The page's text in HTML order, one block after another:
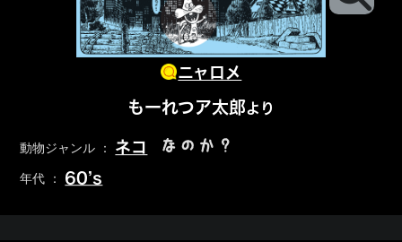
ニャロメ
もーれつア太郎より
動物ジャンル ： ネコ なのか？
年代 ： 60’s